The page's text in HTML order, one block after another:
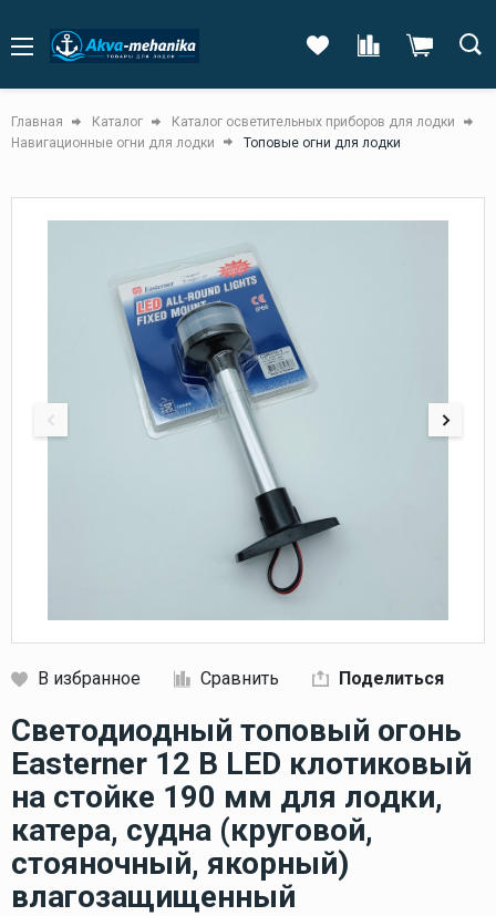
Главная Каталог
Каталог осветительных приборов для лодки
Навигационные огни для лодки
Топовые огни для лодки
В избранное Сравнить Поделиться
Кликните, чтобы скопировать прямую ссылку
Светодиодный топовый огонь
Easterner 12 В LED клотиковый
на стойке 190 мм для лодки,
катера, судна (круговой,
стояночный, якорный)
влагозащищенный